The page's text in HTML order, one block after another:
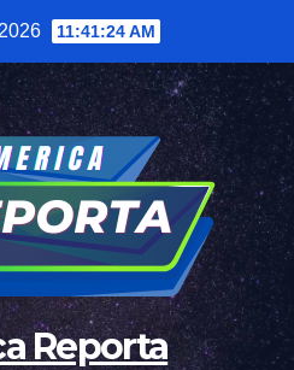
11:41:25 AM
Reporta